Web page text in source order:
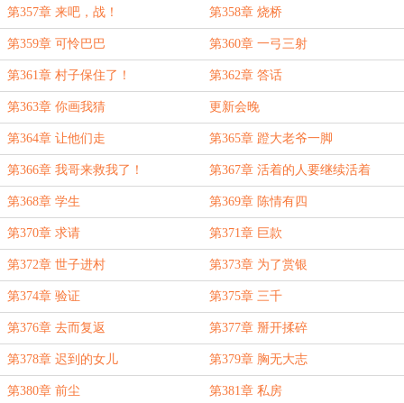
第357章 来吧，战！ 第358章 烧桥
第359章 可怜巴巴 第360章 一弓三射
第361章 村子保住了！ 第362章 答话
第363章 你画我猜 更新会晚
第364章 让他们走 第365章 蹬大老爷一脚
第366章 我哥来救我了！ 第367章 活着的人要继续活着
第368章 学生 第369章 陈情有四
第370章 求请 第371章 巨款
第372章 世子进村 第373章 为了赏银
第374章 验证 第375章 三千
第376章 去而复返 第377章 掰开揉碎
第378章 迟到的女儿 第379章 胸无大志
第380章 前尘 第381章 私房